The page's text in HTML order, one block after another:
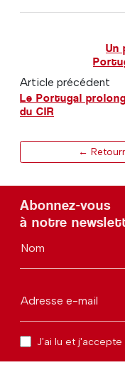
Un
Article précédent
Le Portugal
du CIR
←
Abonnez-vous
à notre
Nom
Adresse e-mail
J'ai lu et j'accepte